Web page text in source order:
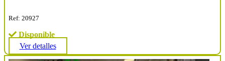
Ref: 20927
Disponible
Ver detalles